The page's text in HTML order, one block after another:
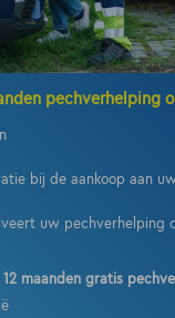
pechverhelping
bij de aankoop aan
uw pechverhelping
maanden gratis